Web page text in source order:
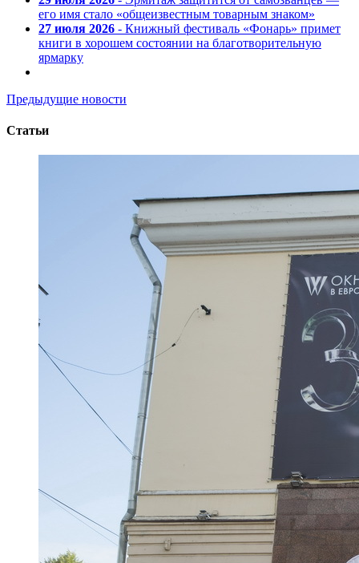
его имя стало «общеизвестным товарным знаком»
27 июля 2026 - Книжный фестиваль «Фонарь» примет
книги в хорошем состоянии на благотворительную
ярмарку
Предыдущие новости
Статьи